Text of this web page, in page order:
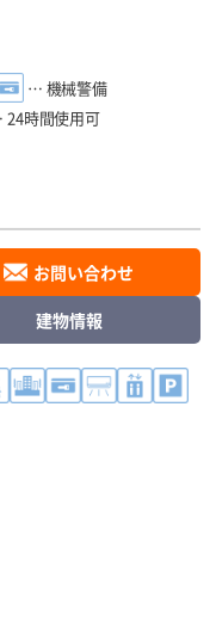
… 機械警備
時間使用可
お問い合わせ
建物情報